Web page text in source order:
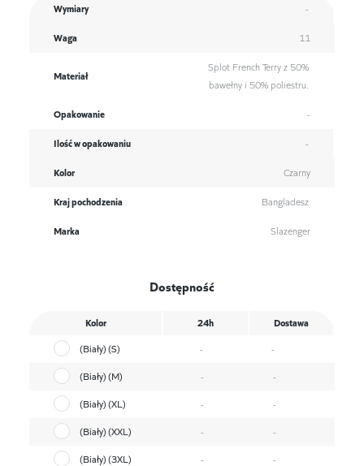
Wymiary -
Waga 11
Materiał
Splot French Terry z 50%
bawełny i 50% poliestru.
Opakowanie -
Ilość w opakowaniu -
Kolor Czarny
Kraj pochodzenia Bangladesz
Marka Slazenger
Dostępność
Kolor 24h
Dostawa
(Biały) (S)
-
-
(Biały) (M)
-
-
(Biały) (XL)
-
-
(Biały) (XXL)
-
-
(Biały) (3XL)
-
-